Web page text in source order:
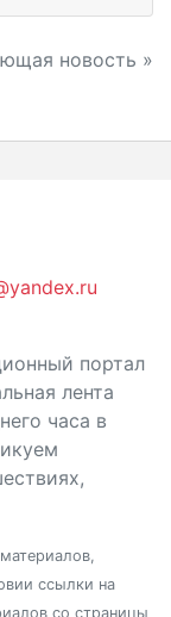
новость »
портал
лента
часа в
ссылки на
со страницы